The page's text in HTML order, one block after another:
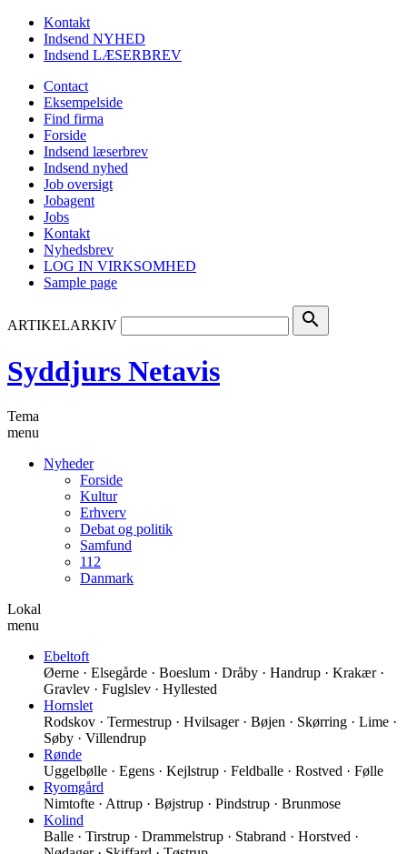
Kontakt
Indsend NYHED
Indsend LÆSERBREV
Contact
Eksempelside
Find firma
Forside
Indsend læserbrev
Indsend nyhed
Job oversigt
Jobagent
Jobs
Kontakt
Nyhedsbrev
LOG IN VIRKSOMHED
Sample page
ARTIKELARKIV search
Syddjurs Netavis
Tema
menu
Nyheder
Forside
Kultur
Erhverv
Debat og politik
Samfund
112
Danmark
Lokal
menu
Ebeltoft
Øerne · Elsegårde · Boeslum · Dråby · Handrup · Krakær ·
Gravlev · Fuglslev · Hyllested
Hornslet
Rodskov · Termestrup · Hvilsager · Bøjen · Skørring · Lime ·
Søby · Villendrup
Rønde
Uggelbølle · Egens · Kejlstrup · Feldballe · Rostved · Følle
Ryomgård
Nimtofte · Attrup · Bøjstrup · Pindstrup · Brunmose
Kolind
Balle · Tirstrup · Drammelstrup · Stabrand · Horstved ·